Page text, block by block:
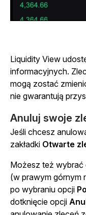
Liquidity View
informacyjnych.
mogą zostać
nie gwarantują
Anuluj swoje
Jeśli chcesz
zakładki Otwarte
Możesz też wybrać
(w prawym górnym
po wybraniu opcji
dotknięcie opcji